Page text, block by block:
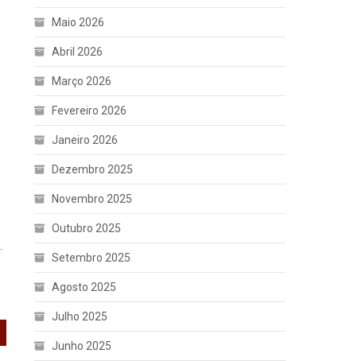
Maio 2026
Abril 2026
Março 2026
Fevereiro 2026
Janeiro 2026
Dezembro 2025
Novembro 2025
Outubro 2025
Setembro 2025
Agosto 2025
Julho 2025
Junho 2025